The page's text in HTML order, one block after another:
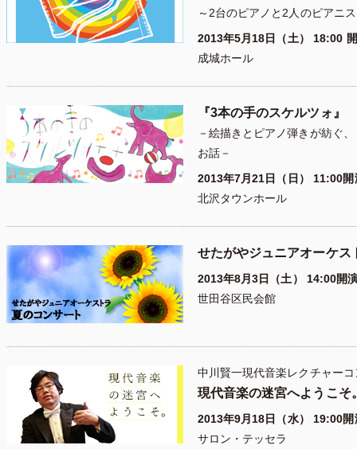
～2台のピアノと2人のピアニ
2013年5月18日（土） 18:00
成城ホール
『3本の手のスケルツォ』
－絵描きとピアノ弾きが紡ぐ
お話－
2013年7月21日（日） 11:00
北沢タウンホール
せたがやジュニアオーケス
2013年8月3日（土） 14:00開
世田谷区民会館
中川賢一現代音楽レクチャー
現代音楽の迷宮へようこそ
2013年9月18日（水） 19:00開
サロン・テッセラ